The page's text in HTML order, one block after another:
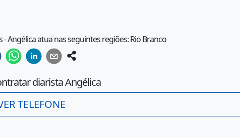
Angélica atua nas seguintes regiões: Rio Branco
diaristaAngélica
TELEFONE